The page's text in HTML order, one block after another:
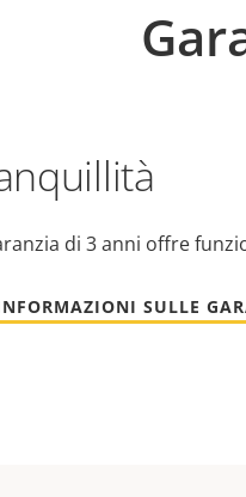
di 3 anni offre
SULLE